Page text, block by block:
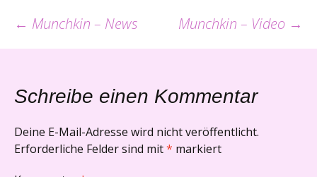
Beitrags-
Navigation
← Munchkin – News Munchkin – Video →
Schreibe einen Kommentar
Deine E-Mail-Adresse wird nicht veröffentlicht.
Erforderliche Felder sind mit* markiert